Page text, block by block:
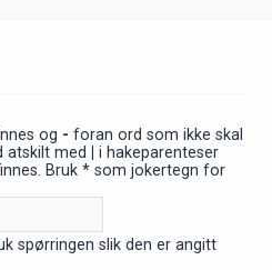
og - foran ord som ikke skal
atskilt med
i hakeparenteser
Bruk * som jokertegn for
spørringen slik den er angitt